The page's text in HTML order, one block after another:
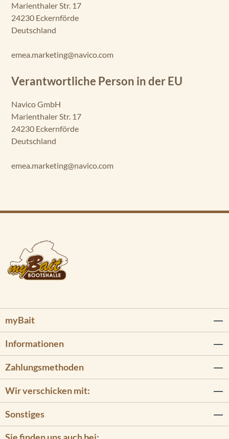
Marienthaler Str. 17
24230 Eckernförde
Deutschland
emea.marketing@navico.com
Verantwortliche Person in der EU
Navico GmbH
Marienthaler Str. 17
24230 Eckernförde
Deutschland
emea.marketing@navico.com
myBait
Informationen
Zahlungsmethoden
Wir verschicken mit:
Sonstiges